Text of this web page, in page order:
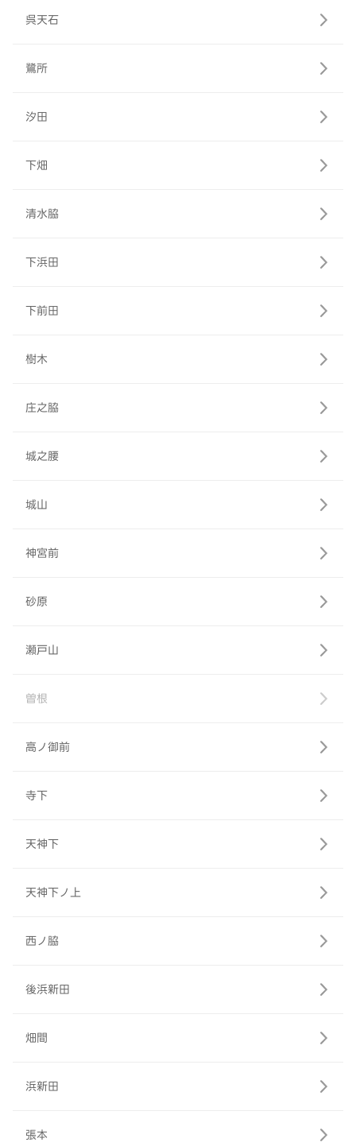
呉天石
鷺所
汐田
下畑
清水脇
下浜田
下前田
樹木
庄之脇
城之腰
城山
神宮前
砂原
瀬戸山
曽根
高ノ御前
寺下
天神下
天神下ノ上
西ノ脇
後浜新田
畑間
浜新田
張本